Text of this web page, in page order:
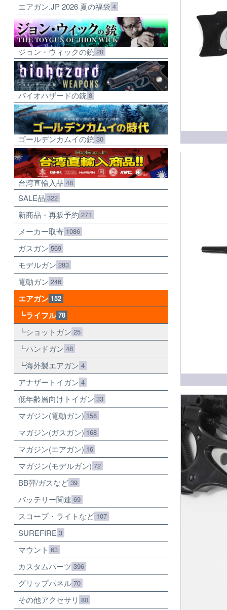
エアガン.JP 2026 夏の福袋 4
ジョン・ウィックの銃 20
バイオハザードの銃 8
ゴールデンカムイの銃 30
台湾直輸入品 48
SALE品 322
新商品・再販予約 271
メーカー取寄 1086
ガスガン 569
モデルガン 283
電動ガン 246
エアガン 152
ライフル 78
ショットガン 25
ハンドガン 48
海外製エアガン 4
アナザートイガン 4
低年齢層向けトイガン 33
マガジン(電動ガン) 158
マガジン(ガスガン) 168
マガジン(エアガン) 16
マガジン(モデルガン) 72
BB弾/ガスなど 39
バッテリー関連 69
スコープ・ライトなど 107
SUREFIRE 3
マウント 63
カスタムパーツ 396
グリップパネル 70
その他アクセサリ 80